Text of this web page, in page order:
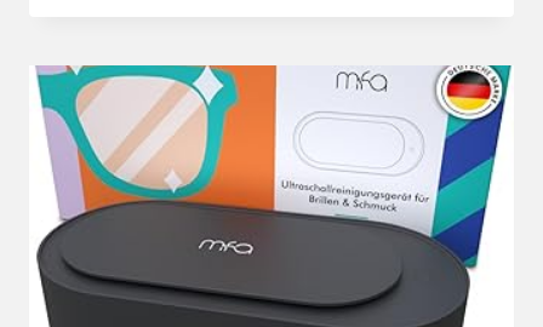
30L
ULTRASCHALLREINIGER
600W
MIT
HEIZUNG
TIMER
DEG…